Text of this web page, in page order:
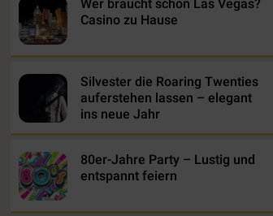
Wer braucht schon Las Vegas?
Casino zu Hause
Silvester die Roaring Twenties
auferstehen lassen – elegant
ins neue Jahr
80er-Jahre Party – Lustig und
entspannt feiern